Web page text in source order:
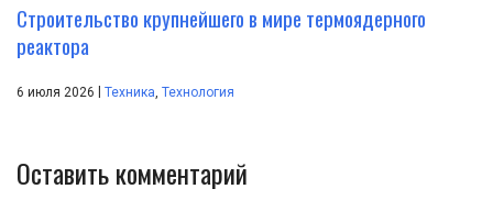
Строительство крупнейшего в мире термоядерного
реактора
6 июля 2026 | Техника Технология
Оставить комментарий